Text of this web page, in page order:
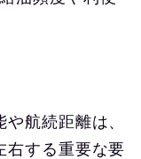
航続距離は、
右する重要な要